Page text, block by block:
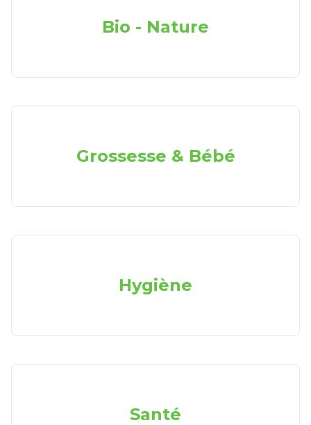
Bio - Nature
Grossesse & Bébé
Hygiène
Santé